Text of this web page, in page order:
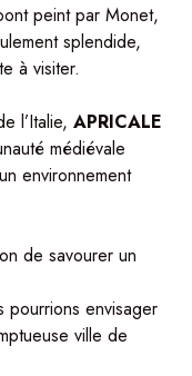
peint par Monet,
splendide,
à visiter.
l’Italie, APRICALE
médiévale
environnement
de savourer un
pourrions envisager
ville de